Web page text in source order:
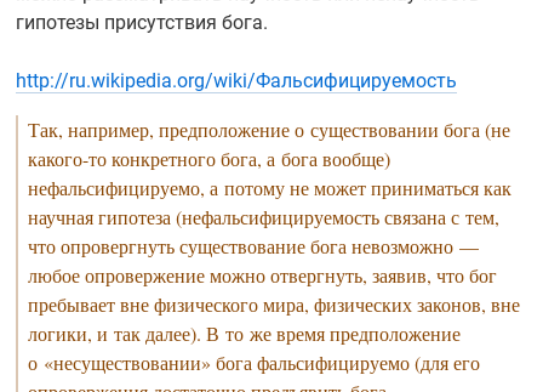
гипотезы присутствия бога.
http://ru.wikipedia.org/wiki/Фальсифицируемость
Так, например, предположение о существовании бога (не
какого-токонкретного бога, а бога вообще)
нефальсифицируемо, а потому не может приниматься как
научная гипотеза (нефальсифицируемость связана с тем,
что опровергнуть существование бога невозможно —
любое опровержение можно отвергнуть, заявив, что бог
пребывает вне физического мира, физических законов, вне
логики, и так далее). В то же время предположение
о «несуществовании» бога фальсифицируемо (для его